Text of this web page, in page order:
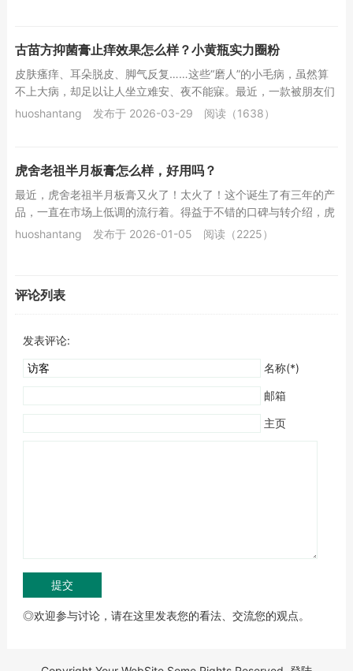
古苗方抑菌膏止痒效果怎么样？小黄瓶实力圈粉
皮肤瘙痒、耳朵脱皮、脚气反复……这些“磨人”的小毛病，虽然算
不上大病，却足以让人坐立难安、夜不能寐。最近，一款被朋友们
亲切称为“小黄瓶”的产品——古苗方抑菌膏，...
huoshantang 发布于 2026-03-29 阅读（1638）
虎舍老祖半月板膏怎么样，好用吗？
最近，虎舍老祖半月板膏又火了！太火了！这个诞生了有三年的产
品，一直在市场上低调的流行着。得益于不错的口碑与转介绍，虎
舍老祖半月板膏越来越受到朋友们的喜欢。虎舍老...
huoshantang 发布于 2026-01-05 阅读（2225）
评论列表
发表评论:
名称(*)
邮箱
主页
◎欢迎参与讨论，请在这里发表您的看法、交流您的观点。